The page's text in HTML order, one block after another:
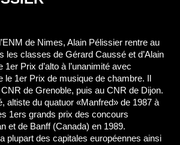
de Nimes, Alain Pélissier rentre au
les classes de Gérard Caussé et d’Alain
1er Prix d’alto à l’unanimité avec
le 1er Prix de musique de chambre. Il
CNR de Grenoble, puis au CNR de Dijon.
altiste du quatuor «Manfred» de 1987 à
1ers grands prix des concours
et de Banff (Canada) en 1989.
plupart des capitales européennes ainsi